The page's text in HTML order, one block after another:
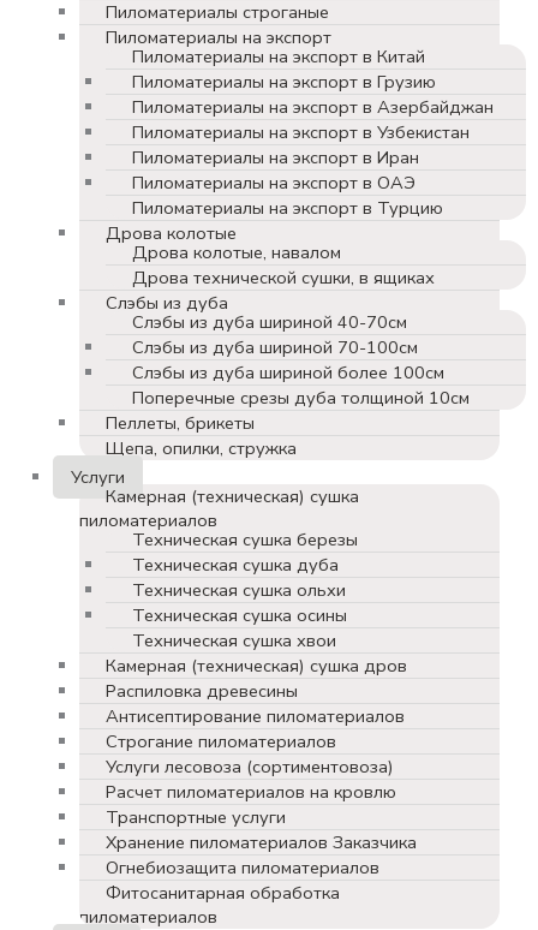
Пиломатериалы строганые
Пиломатериалы на экспорт
Пиломатериалы на экспорт в Китай
Пиломатериалы на экспорт в Грузию
Пиломатериалы на экспорт в Азербайджан
Пиломатериалы на экспорт в Узбекистан
Пиломатериалы на экспорт в Иран
Пиломатериалы на экспорт в ОАЭ
Пиломатериалы на экспорт в Турцию
Дрова колотые
Дрова колотые, навалом
Дрова технической сушки, в ящиках
Слэбы из дуба
Слэбы из дуба шириной 40-70см
Слэбы из дуба шириной 70-100см
Слэбы из дуба шириной более 100см
Поперечные срезы дуба толщиной 10см
Пеллеты, брикеты
Щепа, опилки, стружка
Услуги
Камерная (техническая) сушка
пиломатериалов
Техническая сушка березы
Техническая сушка дуба
Техническая сушка ольхи
Техническая сушка осины
Техническая сушка хвои
Камерная (техническая) сушка дров
Распиловка древесины
Антисептирование пиломатериалов
Строгание пиломатериалов
Услуги лесовоза (сортиментовоза)
Расчет пиломатериалов на кровлю
Транспортные услуги
Хранение пиломатериалов Заказчика
Огнебиозащита пиломатериалов
Фитосанитарная обработка
пиломатериалов